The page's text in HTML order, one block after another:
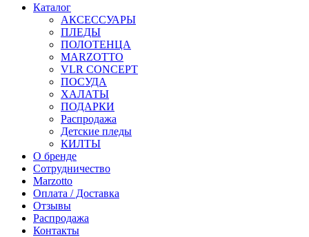
Каталог
АКСЕССУАРЫ
ПЛЕДЫ
ПОЛОТЕНЦА
MARZOTTO
VLR CONCEPT
ПОСУДА
ХАЛАТЫ
ПОДАРКИ
Распродажа
Детские пледы
КИЛТЫ
О бренде
Сотрудничество
Marzotto
Оплата / Доставка
Отзывы
Распродажа
Контакты